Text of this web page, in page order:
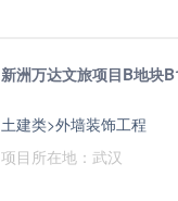
新洲万达文旅项目B地块
土建类>外墙装饰工程
项目所在地：武汉